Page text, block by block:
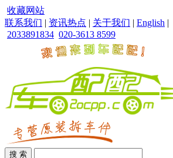
收藏网站
联系我们 | 资讯热点 | 关于我们 | English |
2033891834 020-3613 8599